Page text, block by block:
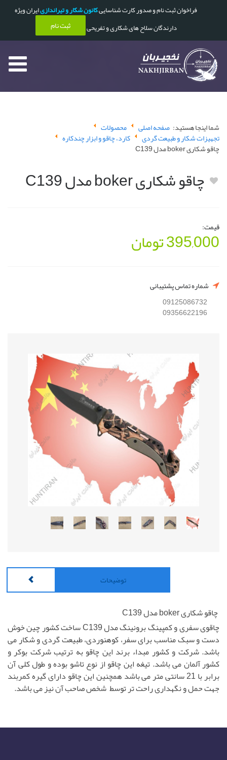
فراخوان ثبت نام و صدور کارت شناساییکانون شکار و تیراندازیایران ویژه
دارندگان سلاح های شکاری و تفریحی
ثبت نام
شما اینجا هستید: صفحه اصلی محصولات
تجهیزات شکار و طبیعت گردی کارد، چاقو و ابزار چندکاره
چاقو شکاری boker مدل C139
چاقو شکاری boker مدل C139
قیمت:
395,000تومان
شماره تماس پشتیبانی
09125086732
09356622196
توضیحات
چاقو شکاری boker مدل C139
چاقوی سفری و کمپینگ برونینگ مدل C139 ساخت کشور چین خوش
دست و سبک مناسب برای سفر، کوهنوردی، طبیعت گردی و شکار می
باشد. شرکت و کشور مبداء برند این چاقو به ترتیب شرکت بوکر و
کشور آلمان می باشد. تیغه این چاقو از نوع تاشو بوده و طول کلی آن
برابر با 21 سانتی متر می باشد همچنین این چاقو دارای گیره کمربند
جهت حمل و نگهداری راحت تر توسط شخص صاحب آن نیز می باشد.